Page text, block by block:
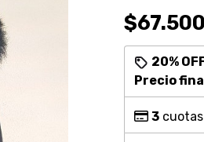
20%
Precio
3cuotas